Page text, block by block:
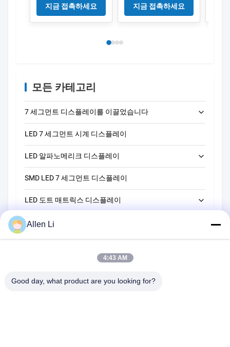
레이 모듈, 전자 시계
프로젝트 및 타이밍 장
치에 적합
지금 접촉하세요
높이지금 접촉하세요
모든 카테고리
7 세그먼트 디스플레이를 이끌었습니다
LED 단자리 7개 세그먼트 디스플레이
LED 2자리 7세그먼트 디스플레이
LED 3자리 7개 세그먼트 디스플레이
LED 4자리 7개 세그먼트 디스플레이
LED 5자리 7개 세그먼트 디스플레이
LED 7 세그먼트 시계 디스플레이
LED 알파노메리크 디스플레이
14 세그먼트 LED 알파노메리크 디스플레이
16 세그먼트 LED 알파노메리크 디스플레이
SMD LED 7 세그먼트 디스플레이
LED 도트 매트릭스 디스플레이
5*7 LED 도트 매트릭스 디스플레이
LED 막대 그래프 디스플레이
Allen Li
4:43 AM
Good day, what product are you looking for?